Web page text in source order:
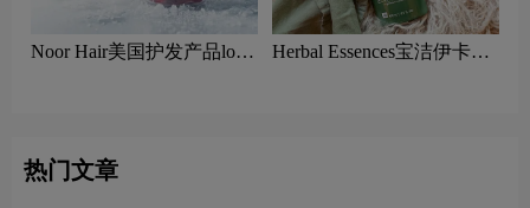
Noor Hair美国护发产品logo
Herbal Essences宝洁伊卡璐
热门文章